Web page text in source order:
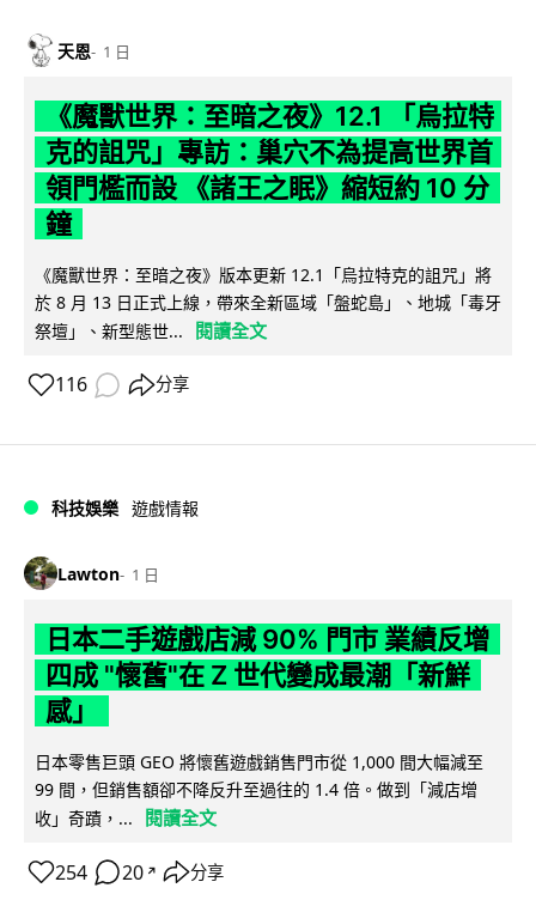
天恩 1 日
《魔獸世界：至暗之夜》12.1 「烏拉特
克的詛咒」專訪：巢穴不為提高世界首
領門檻而設 《諸王之眠》縮短約 10 分
鐘
《魔獸世界：至暗之夜》版本更新 12.1「烏拉特克的詛咒」將
於 8 月 13 日正式上線，帶來全新區域「盤蛇島」、地城「毒牙
祭壇」、新型態世...
閱讀全文
116 分享
科技娛樂 遊戲情報
Lawton 1 日
日本二手遊戲店減 90% 門市 業績反增
四成 "懷舊"在 Z 世代變成最潮「新鮮
感」
日本零售巨頭 GEO 將懷舊遊戲銷售門市從 1,000 間大幅減至
99 間，但銷售額卻不降反升至過往的 1.4 倍。做到「減店增
收」奇蹟，...
閱讀全文
254 20 ↗ 分享